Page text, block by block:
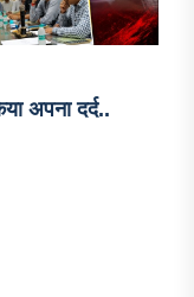
अपना दर्द..